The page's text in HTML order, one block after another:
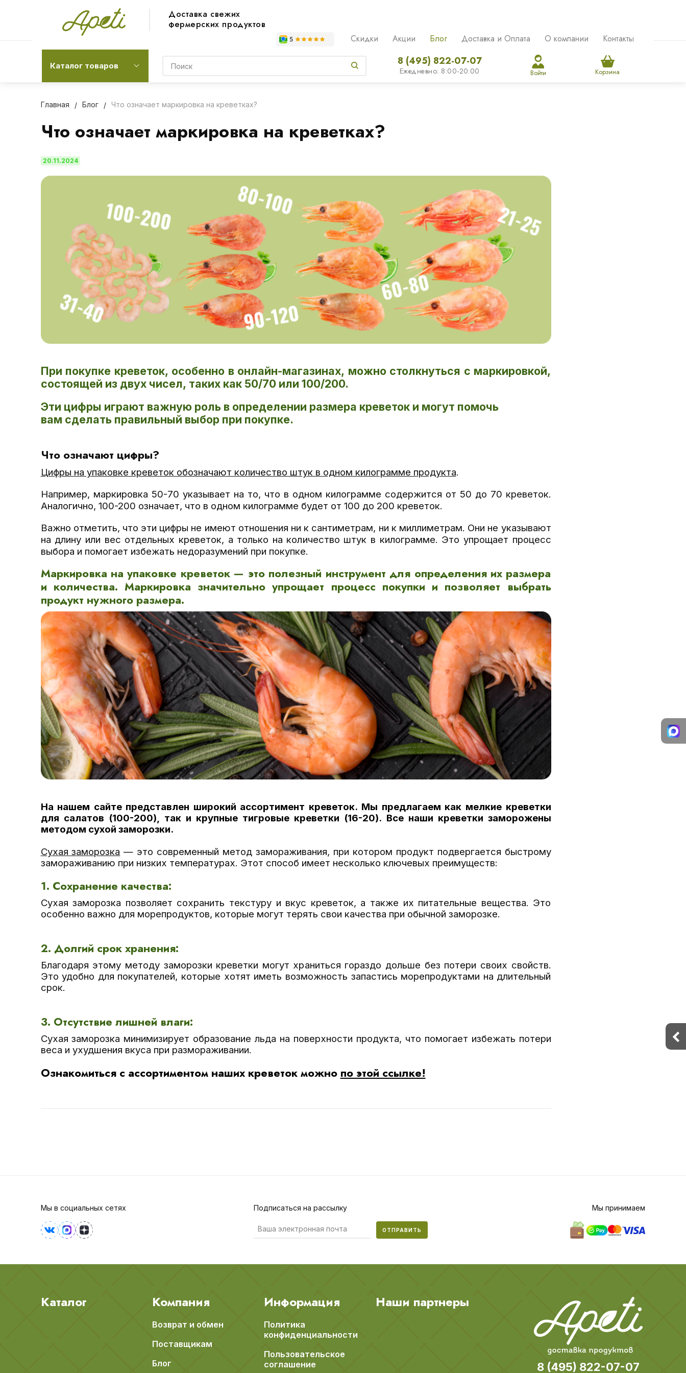
Доставка свежих
фермерских продуктов
Скидки Акции Блог Доставка и Оплата О компании Контакты
Каталог товаров 8 (495) 822-07-07
Ежедневно: 8:00-20:00 Войти Корзина
Главная Блог Что означает маркировка на креветках?
Что означает маркировка на креветках?
20.11.2024
При покупке креветок, особенно в онлайн-магазинах, можно столкнуться с маркировкой,
состоящей из двух чисел, таких как 50/70 или 100/200.
Эти цифры играют важную роль в определении размера креветок и могут помочь
вам сделать правильный выбор при покупке.
Что означают цифры?
Цифры на упаковке креветок обозначают количество штук в одном килограмме продукта.
Например, маркировка 50-70 указывает на то, что в одном килограмме содержится от 50 до 70 креветок.
Аналогично, 100-200 означает, что в одном килограмме будет от 100 до 200 креветок.
Важно отметить, что эти цифры не имеют отношения ни к сантиметрам, ни к миллиметрам. Они не указывают
на длину или вес отдельных креветок, а только на количество штук в килограмме. Это упрощает процесс
выбора и помогает избежать недоразумений при покупке.
Маркировка на упаковке креветок — это полезный инструмент для определения их размера
и количества. Маркировка значительно упрощает процесс покупки и позволяет выбрать
продукт нужного размера.
На нашем сайте представлен широкий ассортимент креветок. Мы предлагаем как мелкие креветки
для салатов (100-200), так и крупные тигровые креветки (16-20). Все наши креветки заморожены
методом сухой заморозки.
Сухая заморозка — это современный метод замораживания, при котором продукт подвергается быстрому
замораживанию при низких температурах. Этот способ имеет несколько ключевых преимуществ:
1. Сохранение качества:
Сухая заморозка позволяет сохранить текстуру и вкус креветок, а также их питательные вещества. Это
особенно важно для морепродуктов, которые могут терять свои качества при обычной заморозке.
2. Долгий срок хранения:
Благодаря этому методу заморозки креветки могут храниться гораздо дольше без потери своих свойств.
Это удобно для покупателей, которые хотят иметь возможность запастись морепродуктами на длительный
срок.
3. Отсутствие лишней влаги:
Сухая заморозка минимизирует образование льда на поверхности продукта, что помогает избежать потери
веса и ухудшения вкуса при размораживании.
Ознакомиться с ассортиментом наших креветок можно по этой ссылке!
Мы в социальных сетях Подписаться на рассылку
ОТПРАВИТЬ
Мы принимаем
Каталог Компания
Возврат и обмен
Поставщикам
Блог
Информация
Политика
конфиденциальности
Пользовательское
соглашение
Наши партнеры
8 (495) 822-07-07